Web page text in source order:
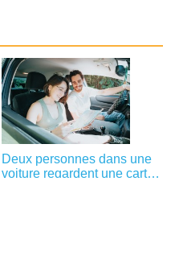
Deux personnes dans une
voiture regardent une carte